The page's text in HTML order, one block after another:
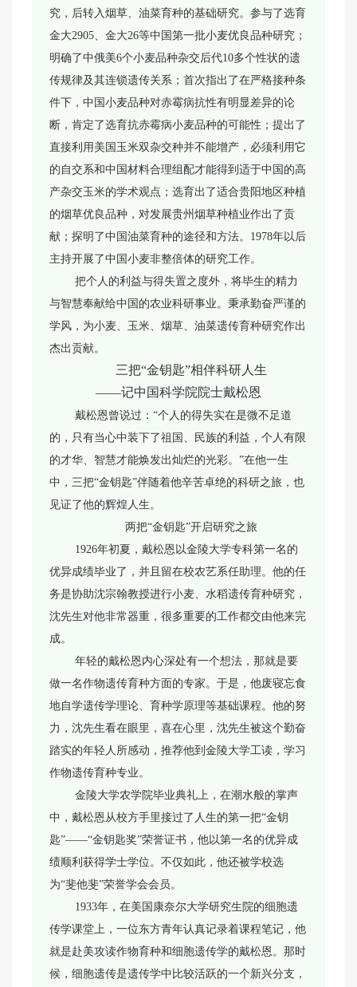
究，后转入烟草、油菜育种的基础研究。参与了选育
金大2905、金大26等中国第一批小麦优良品种研究；
明确了中俄美6个小麦品种杂交后代10多个性状的遗
传规律及其连锁遗传关系；首次指出了在严格接种条
件下，中国小麦品种对赤霉病抗性有明显差异的论
断，肯定了选育抗赤霉病小麦品种的可能性；提出了
直接利用美国玉米双杂交种并不能增产，必须利用它
的自交系和中国材料合理组配才能得到适于中国的高
产杂交玉米的学术观点；选育出了适合贵阳地区种植
的烟草优良品种，对发展贵州烟草种植业作出了贡
献；探明了中国油菜育种的途径和方法。1978年以后
主持开展了中国小麦非整倍体的研究工作。
把个人的利益与得失置之度外，将毕生的精力
与智慧奉献给中国的农业科研事业。秉承勤奋严谨的
学风，为小麦、玉米、烟草、油菜遗传育种研究作出
杰出贡献。
三把“金钥匙”相伴科研人生
——记中国科学院院士戴松恩
戴松恩曾说过：“个人的得失实在是微不足道
的，只有当心中装下了祖国、民族的利益，个人有限
的才华、智慧才能焕发出灿烂的光彩。”在他一生
中，三把“金钥匙”伴随着他辛苦卓绝的科研之旅，也
见证了他的辉煌人生。
两把“金钥匙”开启研究之旅
1926年初夏，戴松恩以金陵大学专科第一名的
优异成绩毕业了，并且留在校农艺系任助理。他的任
务是协助沈宗翰教授进行小麦、水稻遗传育种研究，
沈先生对他非常器重，很多重要的工作都交由他来完
成。
年轻的戴松恩内心深处有一个想法，那就是要
做一名作物遗传育种方面的专家。于是，他废寝忘食
地自学遗传学理论、育种学原理等基础课程。他的努
力，沈先生看在眼里，喜在心里，沈先生被这个勤奋
踏实的年轻人所感动，推荐他到金陵大学工读，学习
作物遗传育种专业。
金陵大学农学院毕业典礼上，在潮水般的掌声
中，戴松恩从校方手里接过了人生的第一把“金钥
匙”——“金钥匙奖”荣誉证书，他以第一名的优异成
绩顺利获得学士学位。不仅如此，他还被学校选
为“斐他斐”荣誉学会会员。
1933年，在美国康奈尔大学研究生院的细胞遗
传学课堂上，一位东方青年认真记录着课程笔记，他
就是赴美攻读作物育种和细胞遗传学的戴松恩。那时
候，细胞遗传是遗传学中比较活跃的一个新兴分支，